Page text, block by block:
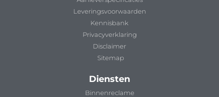
Leveringsvoorwaarden
Kennisbank
Privacyverklaring
Disclaimer
Sitemap
Diensten
Binnenreclame